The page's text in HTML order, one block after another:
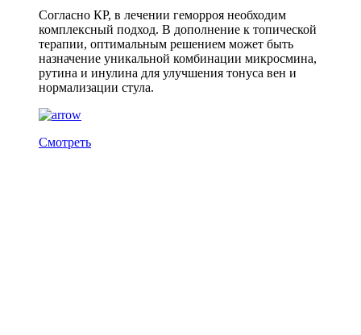
Согласно КР, в лечении геморроя необходим
комплексный подход. В дополнение к топической
терапии, оптимальным решением может быть
назначение уникальной комбинации микросмина,
рутина и инулина для улучшения тонуса вен и
нормализации стула.
Смотреть